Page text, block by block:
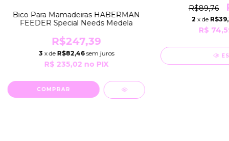
Bico Para Mamadeiras HABERMAN
FEEDER Special Needs Medela
R$247,39
3 x de R$82,46 sem juros
R$ 235,02 no PIX
R$89,76
2 x de
R$